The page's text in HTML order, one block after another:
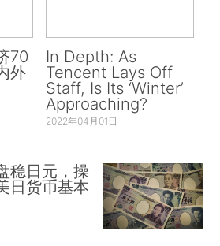
70
外
In Depth: As
Tencent Lays Off
Staff, Is Its ‘Winter’
Approaching?
2022年04月01日
稳日元，操
日货币基本